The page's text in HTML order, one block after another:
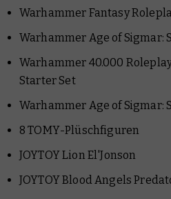
Warhammer Fantasy
Warhammer Age of Sigmar:
Warhammer 40.000
Starter Set
Warhammer Age of Sigmar:
8 TOMY-Plüschfiguren
JOYTOY Lion El'Jonson
JOYTOY Blood Angels